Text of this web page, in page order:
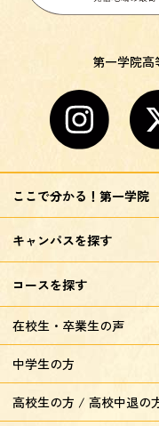
第一学院高
ここで分かる！第一学院
キャンパスを探す
コースを探す
在校生・卒業生の声
中学生の方
高校生の方 / 高校中退の